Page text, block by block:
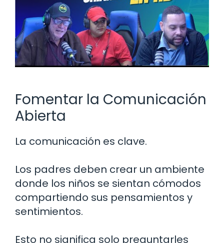
Fomentar la Comunicación
Abierta
La comunicación es clave.
Los padres deben crear un ambiente
donde los niños se sientan cómodos
compartiendo sus pensamientos y
sentimientos.
Esto no significa solo preguntarles